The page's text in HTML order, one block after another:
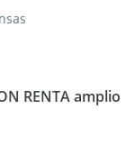
RENTA amplio